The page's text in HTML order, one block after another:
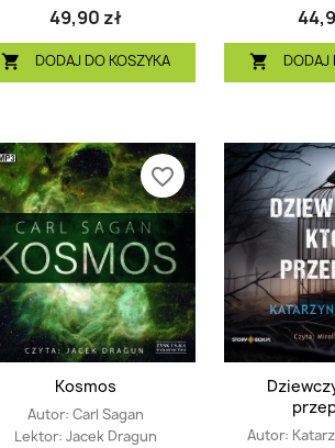
49,90 zł
 DODAJ DO KOSZYKA  DODAJ
Kosmos
Autor: Carl Sagan
Lektor: Jacek Dragun
favorite_border
Autor: